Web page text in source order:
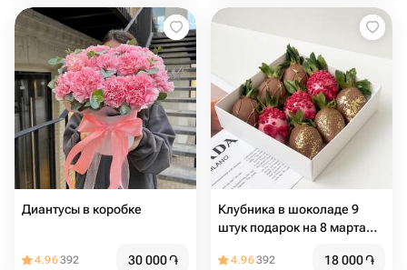
Диантусы в коробке
4.96392 30 000֏
Клубника в шоколаде 9
штук подарок на 8 марта
4.96392 18 000֏